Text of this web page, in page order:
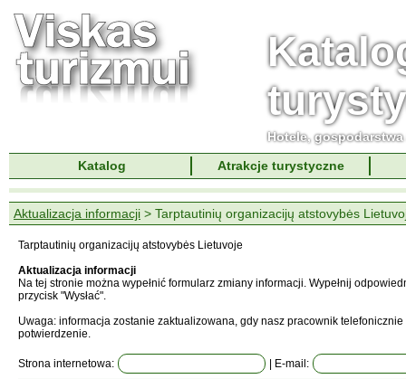
Hotele,
Katalog
Atrakcje turystyczne
Aktualizacja informacji > Tarptautinių organizacijų atstovybės
Tarptautinių organizacijų atstovybės Lietuvoje
Aktualizacja informacji
Na tej stronie można wypełnić formularz zmiany informacji. Wypełnij
przycisk "Wysłać".
Uwaga: informacja zostanie zaktualizowana, gdy nasz pracownik
potwierdzenie.
Strona internetowa: | E-mail: